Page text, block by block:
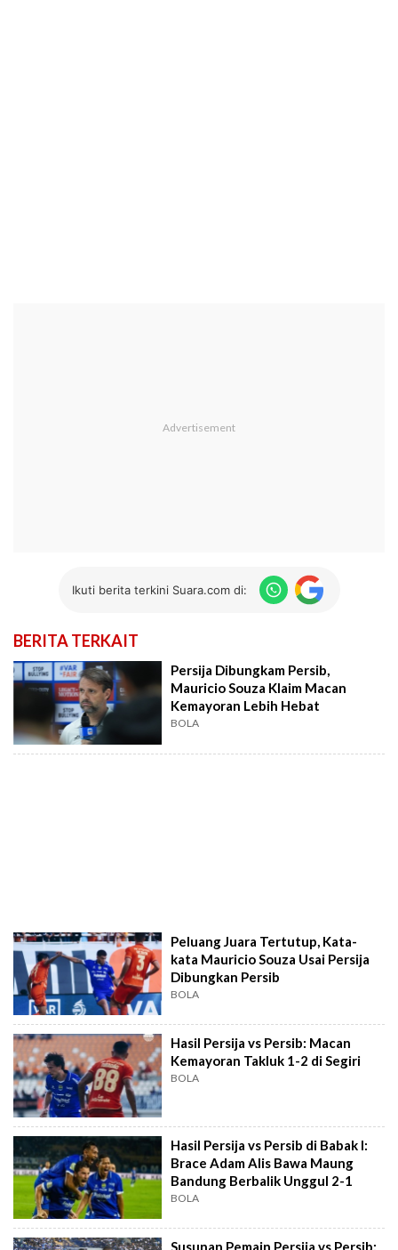
Ikuti berita terkini Suara.com di:
BERITA TERKAIT
Persija Dibungkam Persib,
Mauricio Souza Klaim Macan
Kemayoran Lebih Hebat
BOLA
Peluang Juara Tertutup, Kata-
kata Mauricio Souza Usai Persija
Dibungkan Persib
BOLA
Hasil Persija vs Persib: Macan
Kemayoran Takluk 1-2 di Segiri
BOLA
Hasil Persija vs Persib di Babak I:
Brace Adam Alis Bawa Maung
Bandung Berbalik Unggul 2-1
BOLA